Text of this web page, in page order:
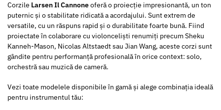
Corzile Larsen Il Cannoneoferă o proiecție impresionantă, un ton
puternic și o stabilitate ridicată a acordajului. Sunt extrem de
versatile, cu un răspuns rapid și o durabilitate foarte bună. Fiind
proiectate în colaborare cu violonceliști renumiți precum Sheku
Kanneh-Mason, Nicolas Altstaedt sau Jian Wang, aceste corzi sunt
gândite pentru performanță profesională în orice context: solo,
orchestră sau muzică de cameră.
Vezi toate modelele disponibile în gamă și alege combinația ideală
pentru instrumentul tău: